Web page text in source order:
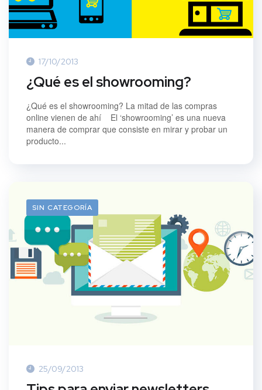
17/10/2013
¿Qué es el showrooming?
¿Qué es el showrooming? La mitad de las compras
online vienen de ahí El ‘showrooming’ es una nueva
manera de comprar que consiste en mirar y probar un
producto...
SIN CATEGORÍA
25/09/2013